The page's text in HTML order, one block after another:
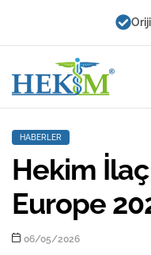
Hekim
İlaç
HABERLER
Hekim
Europe
06/05/2026